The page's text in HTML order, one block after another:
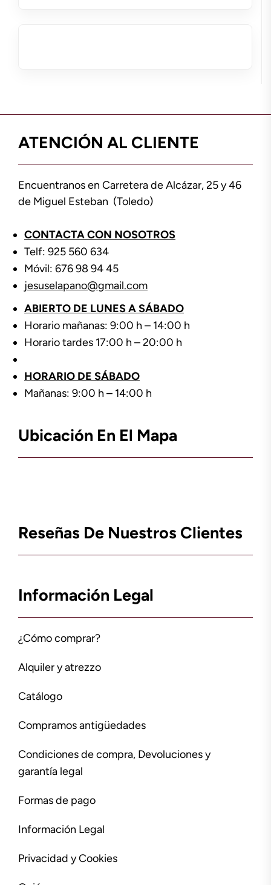
ATENCIÓN AL CLIENTE
Encuentranos en Carretera de Alcázar, 25 y 46
de Miguel Esteban (Toledo)
CONTACTA CON NOSOTROS
Telf: 925 560 634
Móvil: 676 98 94 45
jesuselapano@gmail.com
ABIERTO DE LUNES A SÁBADO
Horario mañanas: 9:00 h – 14:00 h
Horario tardes 17:00 h – 20:00 h
HORARIO DE SÁBADO
Mañanas: 9:00 h – 14:00 h
Ubicación En El Mapa
Reseñas De Nuestros Clientes
Información Legal
¿Cómo comprar?
Alquiler y atrezzo
Catálogo
Compramos antigüedades
Condiciones de compra, Devoluciones y
garantía legal
Formas de pago
Información Legal
Privacidad y Cookies